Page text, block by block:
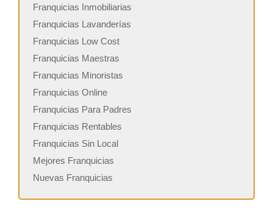
Franquicias Inmobiliarias
Franquicias Lavanderías
Franquicias Low Cost
Franquicias Maestras
Franquicias Minoristas
Franquicias Online
Franquicias Para Padres
Franquicias Rentables
Franquicias Sin Local
Mejores Franquicias
Nuevas Franquicias